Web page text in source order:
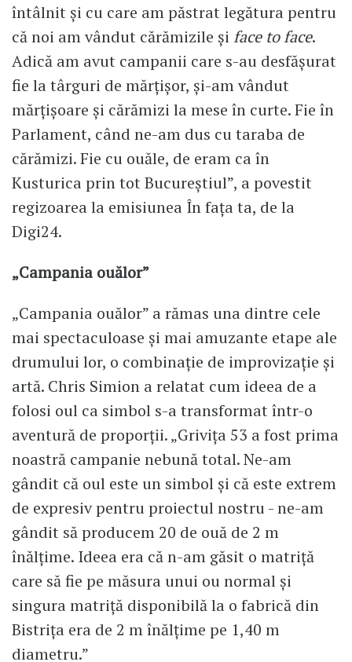
întâlnit și cu care am păstrat legătura pentru
că noi am vândut cărămizile și face to face.
Adică am avut campanii care s-au desfășurat
fie la târguri de mărțișor, și-am vândut
mărțișoare și cărămizi la mese în curte. Fie în
Parlament, când ne-am dus cu taraba de
cărămizi. Fie cu ouăle, de eram ca în
Kusturica prin tot Bucureștiul”, a povestit
regizoarea la emisiunea În fața ta, de la
Digi24.
„Campania ouălor”
„Campania ouălor” a rămas una dintre cele
mai spectaculoase și mai amuzante etape ale
drumului lor, o combinație de improvizație și
artă. Chris Simion a relatat cum ideea de a
folosi oul ca simbol s-a transformat într-o
aventură de proporții. „Grivița 53 a fost prima
noastră campanie nebună total. Ne-am
gândit că oul este un simbol și că este extrem
de expresiv pentru proiectul nostru - ne-am
gândit să producem 20 de ouă de 2 m
înălțime. Ideea era că n-am găsit o matriță
care să fie pe măsura unui ou normal și
singura matriță disponibilă la o fabrică din
Bistrița era de 2 m înălțime pe 1,40 m
diametru.”